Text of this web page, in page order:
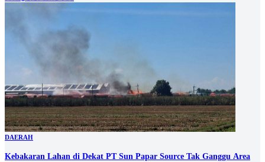
DAERAH
Kebakaran Lahan di Dekat PT Sun Papar Source Tak Ganggu Area